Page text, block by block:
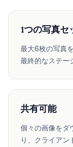
1つの写真セ
最大6枚の写真
最終的なステー
共有可能
個々の画像をダ
り、クライアン